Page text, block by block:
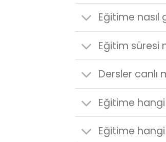
Eğitime nasıl
Eğitim süresi
Dersler canlı
Eğitime hangi
Eğitime